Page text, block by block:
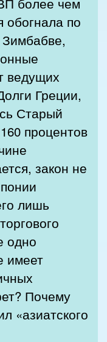
обогнала по
ведущих
Греции,
Старый
процентов
закон не
лишь
одно
имеет
Почему
«азиатского